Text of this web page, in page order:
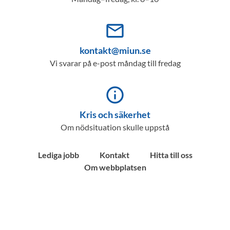
mail_outline
kontakt@miun.se
Vi svarar på e-post måndag till fredag
info_outline
Kris och säkerhet
Om nödsituation skulle uppstå
Lediga jobb Kontakt
Hitta till oss
Om webbplatsen